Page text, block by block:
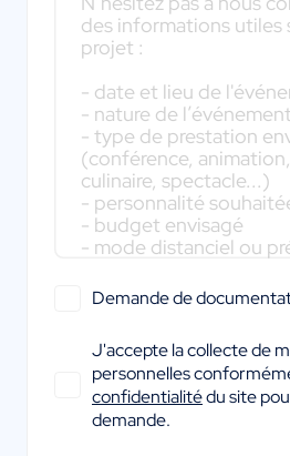
Demande de
J'accepte la collecte de
personnelles
confidentialitédu site
demande.